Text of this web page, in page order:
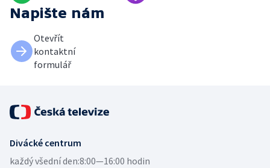
Napište nám
Otevřít
kontaktní
formulář
Divácké centrum
každý všední den:8:00—16:00 hodin